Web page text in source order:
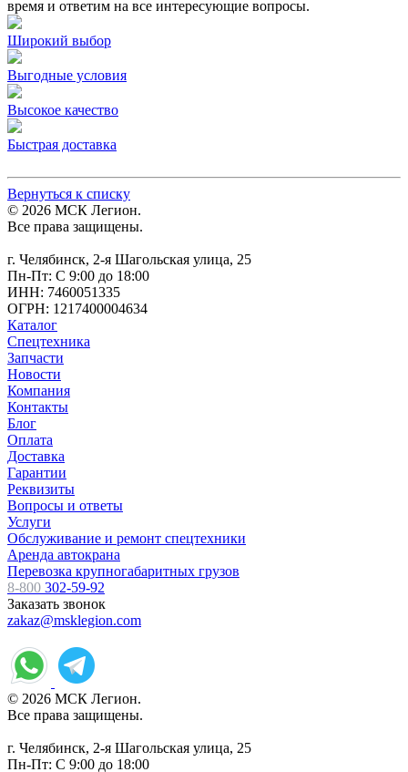
время и ответим на все интересующие вопросы.
Широкий выбор
Выгодные условия
Высокое качество
Быстрая доставка
Вернуться к списку
© 2026 МСК Легион.
Все права защищены.
г. Челябинск, 2-я Шагольская улица, 25
Пн-Пт: С 9:00 до 18:00
ИНН: 7460051335
ОГРН: 1217400004634
Каталог
Спецтехника
Запчасти
Новости
Компания
Контакты
Блог
Оплата
Доставка
Гарантии
Реквизиты
Вопросы и ответы
Услуги
Обслуживание и ремонт спецтехники
Аренда автокрана
Перевозка крупногабаритных грузов
8-800 302-59-92
Заказать звонок
zakaz@msklegion.com
© 2026 МСК Легион.
Все права защищены.
г. Челябинск, 2-я Шагольская улица, 25
Пн-Пт: С 9:00 до 18:00